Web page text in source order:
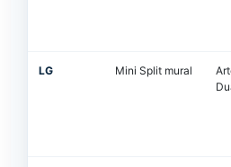
LG Mini Split mural